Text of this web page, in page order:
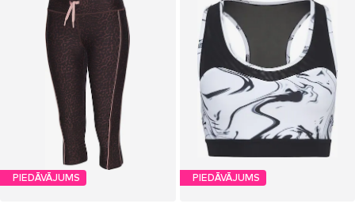
PIEDĀVĀJUMS PIEDĀVĀJUMS